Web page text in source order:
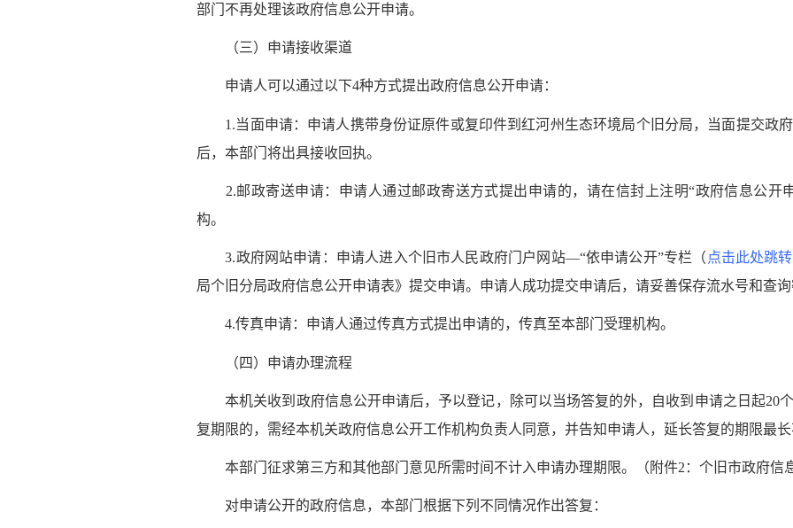
部门不再处理该政府信息公开申请。
（三）申请接收渠道
申请人可以通过以下4种方式提出政府信息公开申请：
1.当面申请：申请人携带身份证原件或复印件到红河州生态环境局个旧分局，当面提交政
后，本部门将出具接收回执。
2.邮政寄送申请：申请人通过邮政寄送方式提出申请的，请在信封上注明“政府信息公开
构。
3.政府网站申请：申请人进入个旧市人民政府门户网站—“依申请公开”专栏（ 点击此处跳转
局个旧分局政府信息公开申请表》提交申请。申请人成功提交申请后，请妥善保存流水号和查询
4.传真申请：申请人通过传真方式提出申请的，传真至本部门受理机构。
（四）申请办理流程
本机关收到政府信息公开申请后，予以登记，除可以当场答复的外，自收到申请之日起20
复期限的，需经本机关政府信息公开工作机构负责人同意，并告知申请人，延长答复的期限最长
本部门征求第三方和其他部门意见所需时间不计入申请办理期限。（附件2：个旧市政府信
对申请公开的政府信息，本部门根据下列不同情况作出答复：